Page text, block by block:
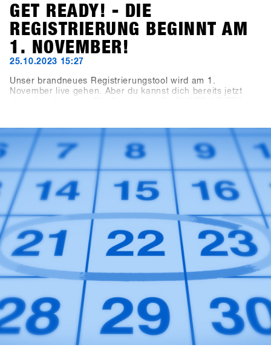
GET READY! - DIE
REGISTRIERUNG BEGINNT AM
1. NOVEMBER!
25.10.2023 15:27
Unser brandneues Registrierungstool wird am 1.
November live gehen. Aber du kannst dich bereits jetzt
Falls du noch keinen Account auf der BASE für deinen
Shop hast, wird es höchste Zeit. Du kannst bereits jetzt
kostenlos deinen Shop-Account erstellen. Ab dem 1.
November kannst du dich dann bequem einloggen, ein
paar Klicks tätigen, und schon bist du für das SHOPS 1ST
TRY 2024 registriert.Mit 76 teilnehmenden Marken freuen
wir uns auf dein Kommen!